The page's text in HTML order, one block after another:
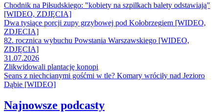
Chodnik na Piłsudskiego: "kobiety na szpilkach balety odstawiają"
[WIDEO, ZDJĘCIA]
Dwa tysiące porcji zupy grzybowej pod Kołobrzegiem [WIDEO,
ZDJECIA]
82. rocznica wybuchu Powstania Warszawskiego [WIDEO,
ZDJĘCIA]
31.07.2026
Zlikwidowali plantację konopi
Seans z niechcianymi gośćmi w tle? Komary wróciły nad Jezioro
Dąbie [WIDEO]
Najnowsze podcasty